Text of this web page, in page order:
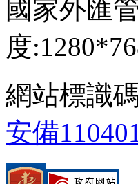
國家外匯
度
網站標識
安備